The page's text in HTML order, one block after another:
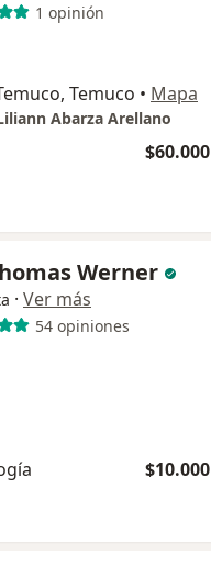
1 opinión
Temuco • Mapa
Abarza Arellano
$60.000
Werner
· Ver más
54 opiniones
$10.000